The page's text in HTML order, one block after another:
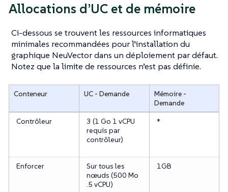
Allocations d’UC et de mémoire
Ci-dessous se trouvent les ressources informatiques
minimales recommandées pour l’installation du
graphique NeuVector dans un déploiement par défaut.
Notez que la limite de ressources n’est pas définie.
Conteneur UC - Demande
Mémoire -
Demande
Contrôleur
3 (1 Go 1 vCPU
requis par
contrôleur)
*
Enforcer
Sur tous les
nœuds (500 Mo
.5 vCPU)
1GB